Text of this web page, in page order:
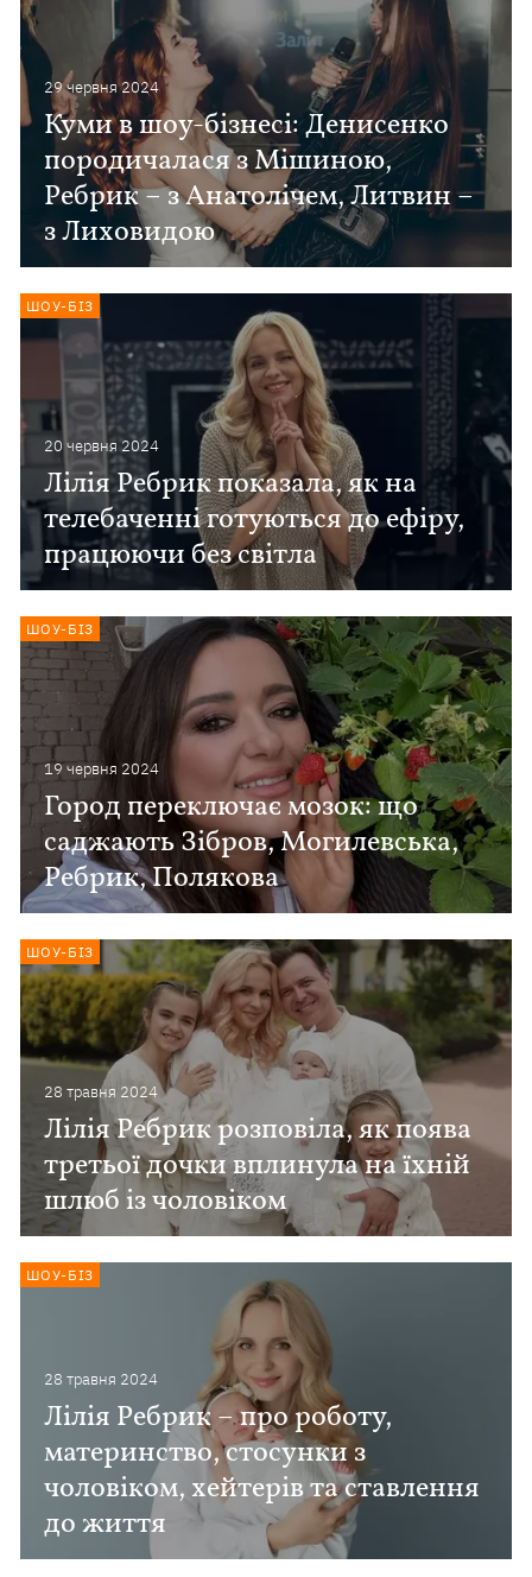
29 червня 2024
Куми в шоу-бізнесі: Денисенко
породичалася з Мішиною,
Ребрик – з Анатолічем, Литвин –
з Лиховидою
20 червня 2024
Лілія Ребрик показала, як на
телебаченні готуються до ефіру,
працюючи без світла
ШОУ-БІЗ
19 червня 2024
Город переключає мозок: що
саджають Зібров, Могилевська,
Ребрик, Полякова
ШОУ-БІЗ
28 травня 2024
Лілія Ребрик розповіла, як поява
третьої дочки вплинула на їхній
шлюб із чоловіком
ШОУ-БІЗ
28 травня 2024
Лілія Ребрик – про роботу,
материнство, стосунки з
чоловіком, хейтерів та ставлення
до життя
ШОУ-БІЗ